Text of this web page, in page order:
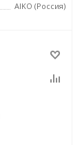
AIKO (Россия)